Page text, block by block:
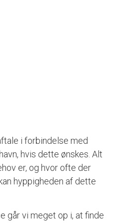
i forbindelse med
hvis dette ønskes. Alt
er, og hvor ofte der
hyppigheden af dette
går vi meget op i, at finde